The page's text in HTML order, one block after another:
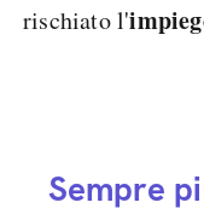
rischiato l'
Sempre